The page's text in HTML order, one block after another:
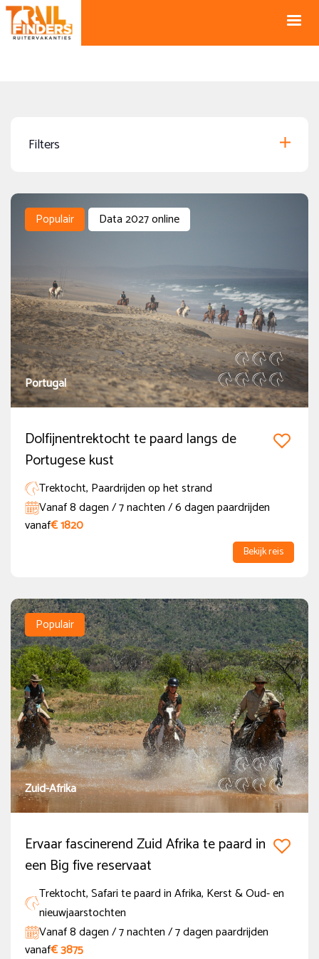
Filters
Prijs
€ 500 - € 1000
€ 2000 - € 3000
Boven de € 3000
Thema
Trektocht
(177)
(41)
Standplaatsvakantie
Safari te paard in Afrika
Paardrijden met Nederlandstalige begeleiding
Speciale aanbiedingen
Data 2027 online
Gegarandeerd vertrek
(1)
Begeleide Groepsreis
(1)
Albanië
(5)
Argentinië
(2)
België
(2)
Bosnië en Herzegovina
(3)
Botswana
(4)
Meer tonen
Populair Data 2027 online
Portugal
Dolfijnentrektocht te paard langs de
Portugese kust
Trektocht, Paardrijden op het strand
Vanaf 8 dagen / 7 nachten / 6 dagen paardrijden
vanaf€ 1820
Bekijk reis
Populair
Zuid-Afrika
Ervaar fascinerend Zuid Afrika te paard in
een Big five reservaat
Trektocht, Safari te paard in Afrika, Kerst & Oud- en
nieuwjaarstochten
Vanaf 8 dagen / 7 nachten / 7 dagen paardrijden
vanaf€ 3875